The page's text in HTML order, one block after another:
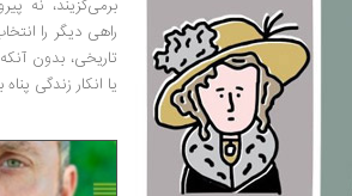
برمی‌گزیند، نه
راهی دیگر را
تاریخی، بدون
یا انکار زندگی پناه